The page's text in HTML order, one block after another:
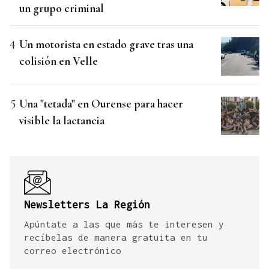
un grupo criminal
Un motorista en estado grave tras una
colisión en Velle
Una "tetada" en Ourense para hacer
visible la lactancia
Newsletters La Región
Apúntate a las que más te interesen y
recíbelas de manera gratuita en tu
correo electrónico